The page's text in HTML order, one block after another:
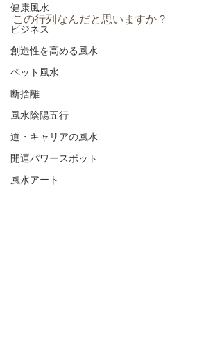
健康風水
ビジネス
創造性を高める風水
ペット風水
断捨離
風水陰陽五行
道・キャリアの風水
開運パワースポット
風水アート
この行列なんだと思いますか？